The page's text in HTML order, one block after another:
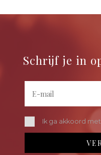
Schrijf je in
Ik ga akkoord